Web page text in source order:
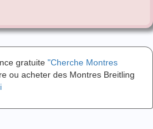
gratuite "Cherche Montres
ou acheter des Montres Breitling